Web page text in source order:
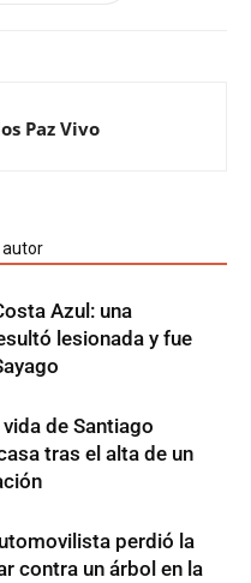
Paz Vivo
autor
Azul: una
lesionada y fue
de Santiago
tras el alta de un
perdió la
contra un árbol en la